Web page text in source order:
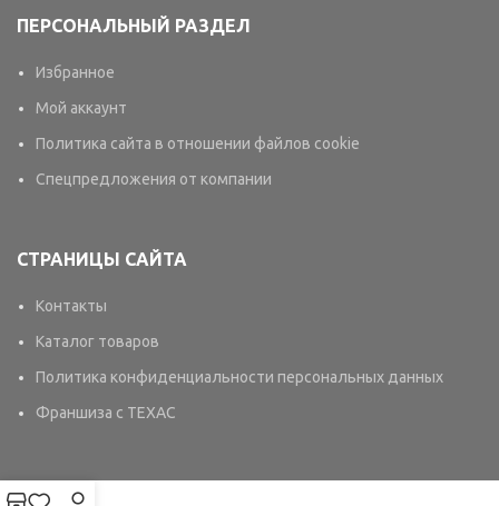
ПЕРСОНАЛЬНЫЙ РАЗДЕЛ
Избранное
Мой аккаунт
Политика сайта в отношении файлов cookie
Спецпредложения от компании
СТРАНИЦЫ САЙТА
Контакты
Каталог товаров
Политика конфиденциальности персональных данных
Франшиза с TEXAC